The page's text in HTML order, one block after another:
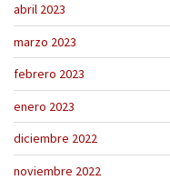
abril 2023
marzo 2023
febrero 2023
enero 2023
diciembre 2022
noviembre 2022